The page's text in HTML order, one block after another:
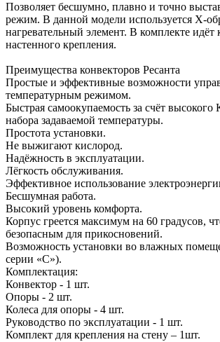
Позволяет бесшумно, плавно и точно
режим. В данной модели используется Х-
нагревательный элемент. В комплекте
настенного крепления.
Преимущества конвекторов Ресанта
Простые и эффективные возможности
температурным режимом.
Быстрая самоокупаемость за счёт
набора задаваемой температуры.
Простота установки.
Не выжигают кислород.
Надёжность в эксплуатации.
Лёгкость обслуживания.
Эффективное использование
Бесшумная работа.
Высокий уровень комфорта.
Корпус греется максимум на 60 градусов,
безопасным для прикосновений.
Возможность установки во влажных
серии «С»).
Комплектация:
Конвектор - 1 шт.
Опоры - 2 шт.
Колеса для опоры - 4 шт.
Руководство по эксплуатации - 1 шт.
Комплект для крепления на стену – 1шт.